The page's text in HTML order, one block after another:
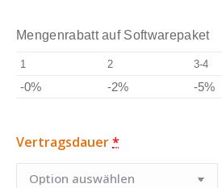
Mengenrabatt auf Softwarepaket
1 2 3-4
-0% -2% -5%
Vertragsdauer*